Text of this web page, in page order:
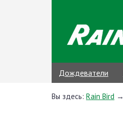
Дождеватели
Вы здесь: Rain Bird →